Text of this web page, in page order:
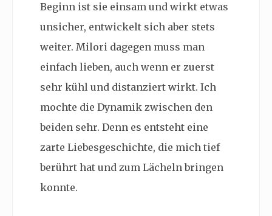
Beginn ist sie einsam und wirkt etwas
unsicher, entwickelt sich aber stets
weiter. Milori dagegen muss man
einfach lieben, auch wenn er zuerst
sehr kühl und distanziert wirkt. Ich
mochte die Dynamik zwischen den
beiden sehr. Denn es entsteht eine
zarte Liebesgeschichte, die mich tief
berührt hat und zum Lächeln bringen
konnte.